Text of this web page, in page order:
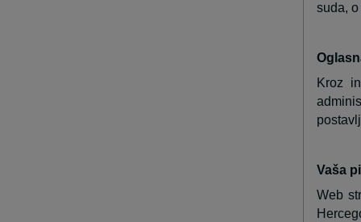
suda,
Kroz
Vaša
Web